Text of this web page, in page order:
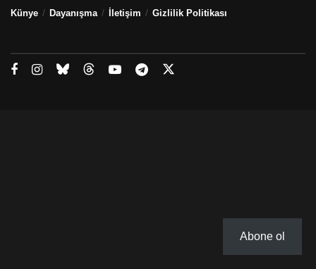
Künye Dayanışma İletişim Gizlilik Politikası
Abone ol